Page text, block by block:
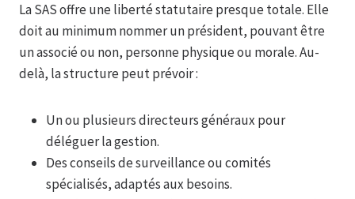
La SAS offre une liberté statutaire presque totale. Elle
doit au minimum nommer un président, pouvant être
un associé ou non, personne physique ou morale. Au-
delà, la structure peut prévoir :
Un ou plusieurs directeurs généraux pour
déléguer la gestion.
Des conseils de surveillance ou comités
spécialisés, adaptés aux besoins.